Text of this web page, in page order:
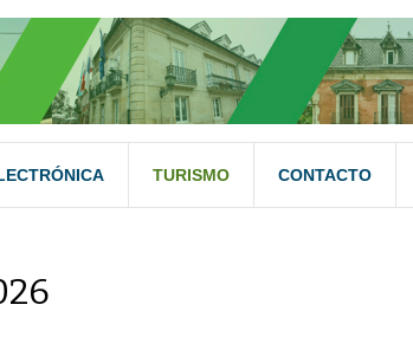
TURISMO CONTACTO